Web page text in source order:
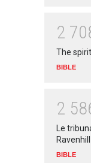
2 70
The
BIBLE
2 58
Le
Ravenhill
BIBLE